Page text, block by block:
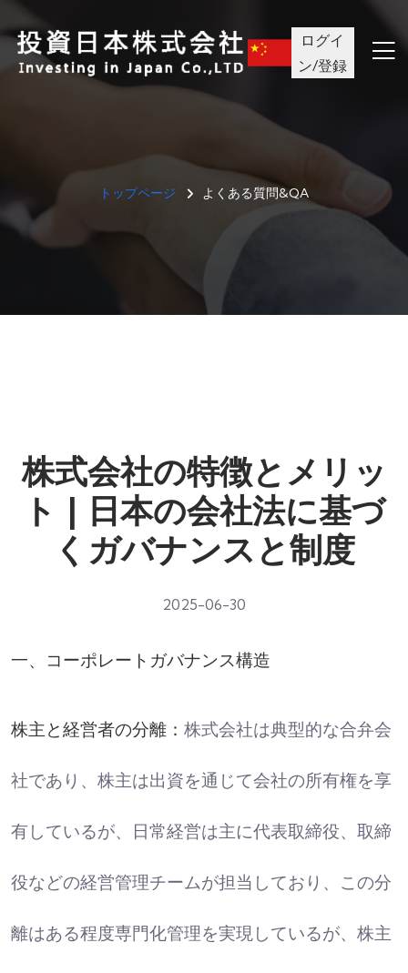
ログイ
ン/登録
トップページ よくある質問&QA
株式会社の特徴とメリッ
ト | 日本の会社法に基づ
くガバナンスと制度
2025-06-30
一、コーポレートガバナンス構造
株主と経営者の分離： 株式会社は典型的な合弁会
社であり、株主は出資を通じて会社の所有権を享
有しているが、日常経営は主に代表取締役、取締
役などの経営管理チームが担当しており、この分
離はある程度専門化管理を実現しているが、株主